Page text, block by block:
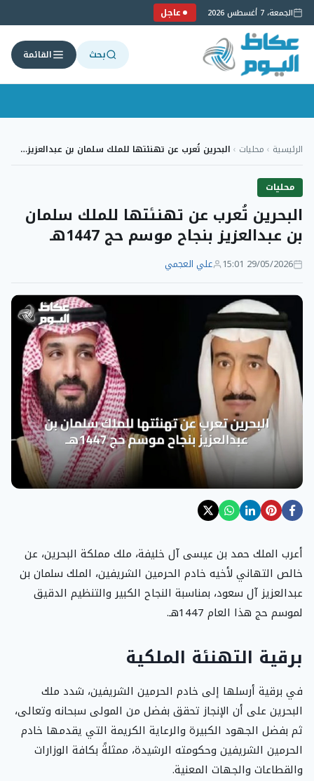
الجمعة، 7 أغسطس 2026 عاجل
بحث القائمة
إلىالرئيسية › محليات › البحرين تُعرب عن تهنئتها للملك سلمان بن عبدالعزيز…
محليات
البحرين تُعرب عن تهنئتها للملك سلمان
بن عبدالعزيز بنجاح موسم حج 1447هـ
29/05/2026 15:01 علي العجمي
أعرب الملك حمد بن عيسى آل خليفة، ملك مملكة البحرين، عن
خالص التهاني لأخيه خادم الحرمين الشريفين، الملك سلمان بن
عبدالعزيز آل سعود، بمناسبة النجاح الكبير والتنظيم الدقيق
لموسم حج هذا العام 1447هـ.
برقية التهنئة الملكية
في برقية أرسلها إلى خادم الحرمين الشريفين، شدد ملك
البحرين على أن الإنجاز تحقق بفضل من المولى سبحانه وتعالى،
ثم بفضل الجهود الكبيرة والرعاية الكريمة التي يقدمها خادم
الحرمين الشريفين وحكومته الرشيدة، ممثلةً بكافة الوزارات
والقطاعات والجهات المعنية.